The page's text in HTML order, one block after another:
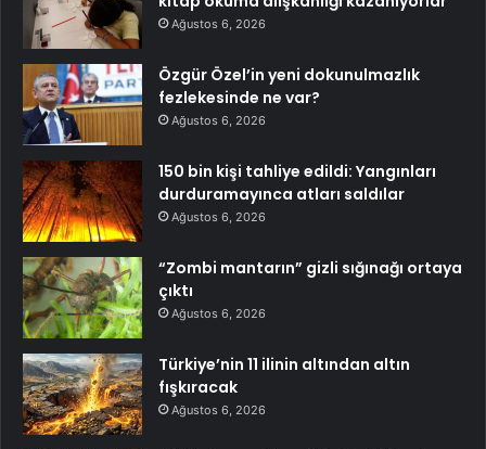
Ağustos 6, 2026
Özgür Özel’in yeni dokunulmazlık
fezlekesinde ne var?
Ağustos 6, 2026
150 bin kişi tahliye edildi: Yangınları
durduramayınca atları saldılar
Ağustos 6, 2026
“Zombi mantarın” gizli sığınağı ortaya
çıktı
Ağustos 6, 2026
Türkiye’nin 11 ilinin altından altın
fışkıracak
Ağustos 6, 2026